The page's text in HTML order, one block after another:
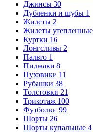
Джинсы 30
Дубленки и шубы 1
Жилеты 2
Жилеты утепленные
Куртки 16
Лонгсливы 2
Пальто 1
Пиджаки 8
Пуховики 11
Рубашки 38
Толстовки 21
Трикотаж 100
Футболки 99
Шорты 26
Шорты купальные 4